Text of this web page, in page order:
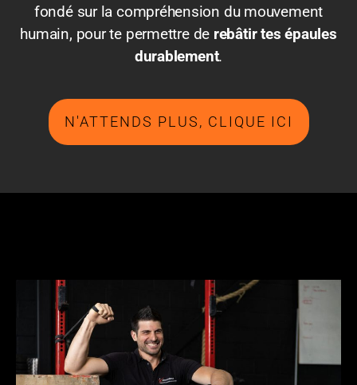
fondé sur la compréhension du mouvement
humain, pour te permettre de rebâtir tes épaules
durablement.
N'ATTENDS PLUS, CLIQUE ICI